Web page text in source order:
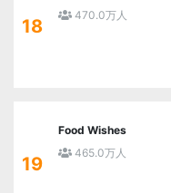
18
470.0万人
19
Food Wishes
465.0万人